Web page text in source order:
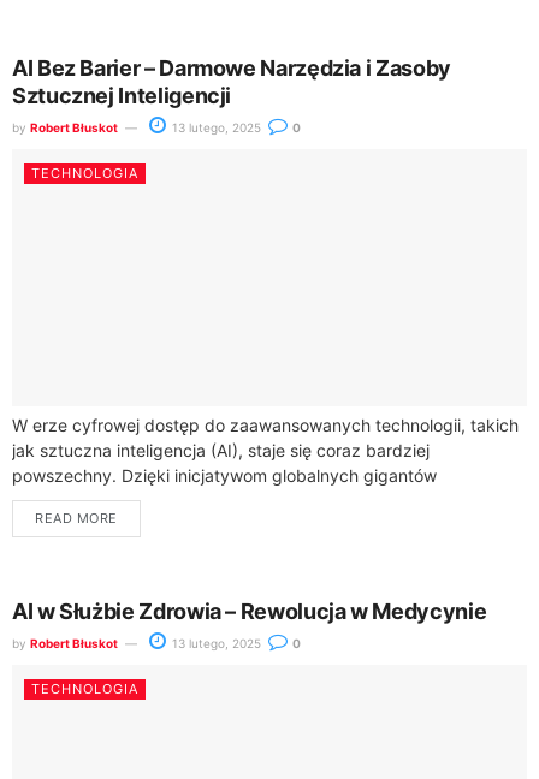
AI Bez Barier – Darmowe Narzędzia i Zasoby
Sztucznej Inteligencji
by Robert Błuskot 13 lutego, 2025 0
TECHNOLOGIA
W erze cyfrowej dostęp do zaawansowanych technologii, takich
jak sztuczna inteligencja (AI), staje się coraz bardziej
powszechny. Dzięki inicjatywom globalnych gigantów
technologicznych, takich jak Google, Azure i OpenAI, nawet
osoby...
READ MORE
AI w Służbie Zdrowia – Rewolucja w Medycynie
by Robert Błuskot 13 lutego, 2025 0
TECHNOLOGIA